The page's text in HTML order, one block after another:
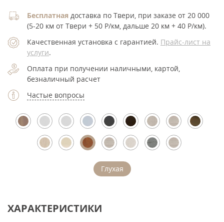
Бесплатная доставка по Твери, при заказе от 20 000
(5-20 км от Твери + 50 Р/км, дальше 20 км + 40 Р/км).
Качественная установка с гарантией. Прайс-лист на
услуги.
Оплата при получении наличными, картой,
безналичный расчет
Частые вопросы
Глухая
ХАРАКТЕРИСТИКИ